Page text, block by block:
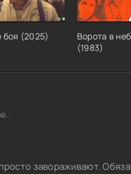
боя (2025)
Ворота в
(1983)
завораживают.